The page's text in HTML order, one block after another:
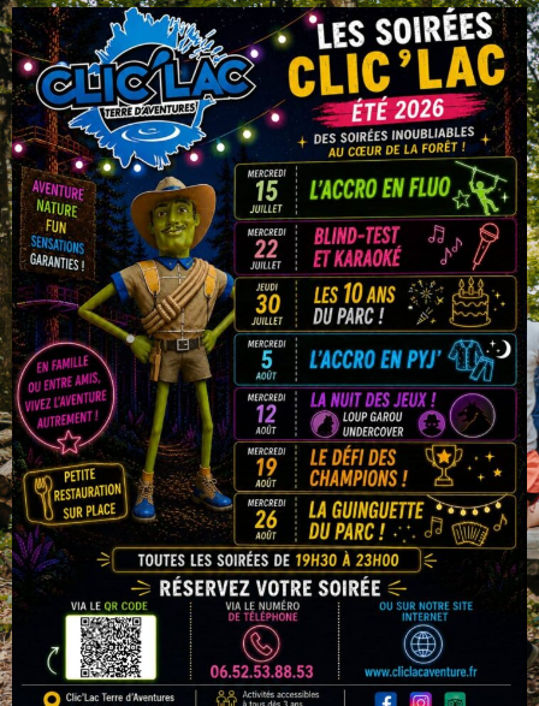
3. Utiliser Nos Installations de Pique-Nique
Chez Clic’Lac, nous mettons à disposition des tables de
pique-nique dans des emplacements ombragés et
agréables. Voici quelques conseils pour tirer le meilleur parti
de ces installations :
Choisissez Votre Emplacement:
• À l’Ombre: Pour rester au frais et profiter d’un
moment agréable loin du soleil.
• Proche des Activités: Pour que les enfants puissent
jouer pendant que vous préparez le repas.
Gardez Votre Aire Propre:
• Poubelles : Utilisez nos poubelles mises à
disposition et laissez l’aire aussi propre que vous l’avez
trouvée.
• Recyclage: Si possible, triez vos déchets pour le
recyclage.
Conclusion
Préparer un pique-nique parfait pour votre journée au parc
de loisirs Clic’Lac est simple et agréable. Que vous
apportiez vos propres provisions ou que vous profitiez des